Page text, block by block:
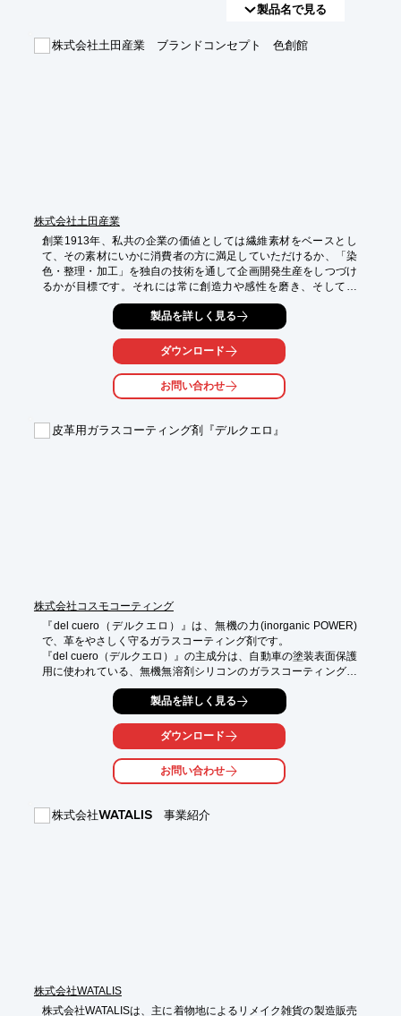
製品名で見る
株式会社土田産業 ブランドコンセプト 色創館
株式会社土田産業
創業1913年、私共の企業の価値としては繊維素材をベースとし
て、その素材にいかに消費者の方に満足していただけるか、「染
色・整理・加工」を独自の技術を通して企画開発生産をしつづけ
るかが目標です。それには常に創造力や感性を磨き、そして安
心・安全を保持出来る品質管理の下に、感動を与え続けられる製
品提供していくのを条件として、2013年の創業100年を目標に新
しいスタートとして新創業の意味を込めて、あえて「色創館
（shiki sou kan）」と命名しました。創業100年をスタートに、
このブランドが永久に消費者始め、みなさんに愛される様に育て
ていきたいと思います。
詳しくはお問い合わせ、もしくはカタログをご覧ください。
製品を詳しく見る
ダウンロード
お問い合わせ
皮革用ガラスコーティング剤『デルクエロ』
株式会社コスモコーティング
『del cuero（デルクエロ）』は、無機の力(inorganic POWER)
で、革をやさしく守るガラスコーティング剤です。
『del cuero（デルクエロ）』の主成分は、自動車の塗装表面保護
用に使われている、無機無溶剤シリコンのガラスコーティング剤
「イノクリアー」と、医療用クリームです。
これらが相まって柔軟性をもった被膜が形成され、その被膜が長
時間持続します。
○皮革を驚くほど長持ちさせる、強力な防水・防汚機能がある
○皮革の風合い・やわらかさを変えない
○フッ素・テフロンを一切使っていない環境安全性品
製品を詳しく見る
ダウンロード
お問い合わせ
株式会社WATALIS 事業紹介
株式会社WATALIS
株式会社WATALISは、主に着物地によるリメイク雑貨の製造販売